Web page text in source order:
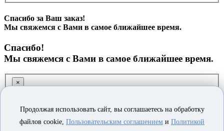
Спасибо за Ваш заказ!
Мы свяжемся с Вами в самое ближайшее время.
Спасибо!
Мы свяжемся с Вами в самое ближайшее время.
×
Заказ обратного звонка
Продолжая использовать сайт, вы соглашаетесь на обработку
файлов cookie, Пользовательским соглашением и Политикой